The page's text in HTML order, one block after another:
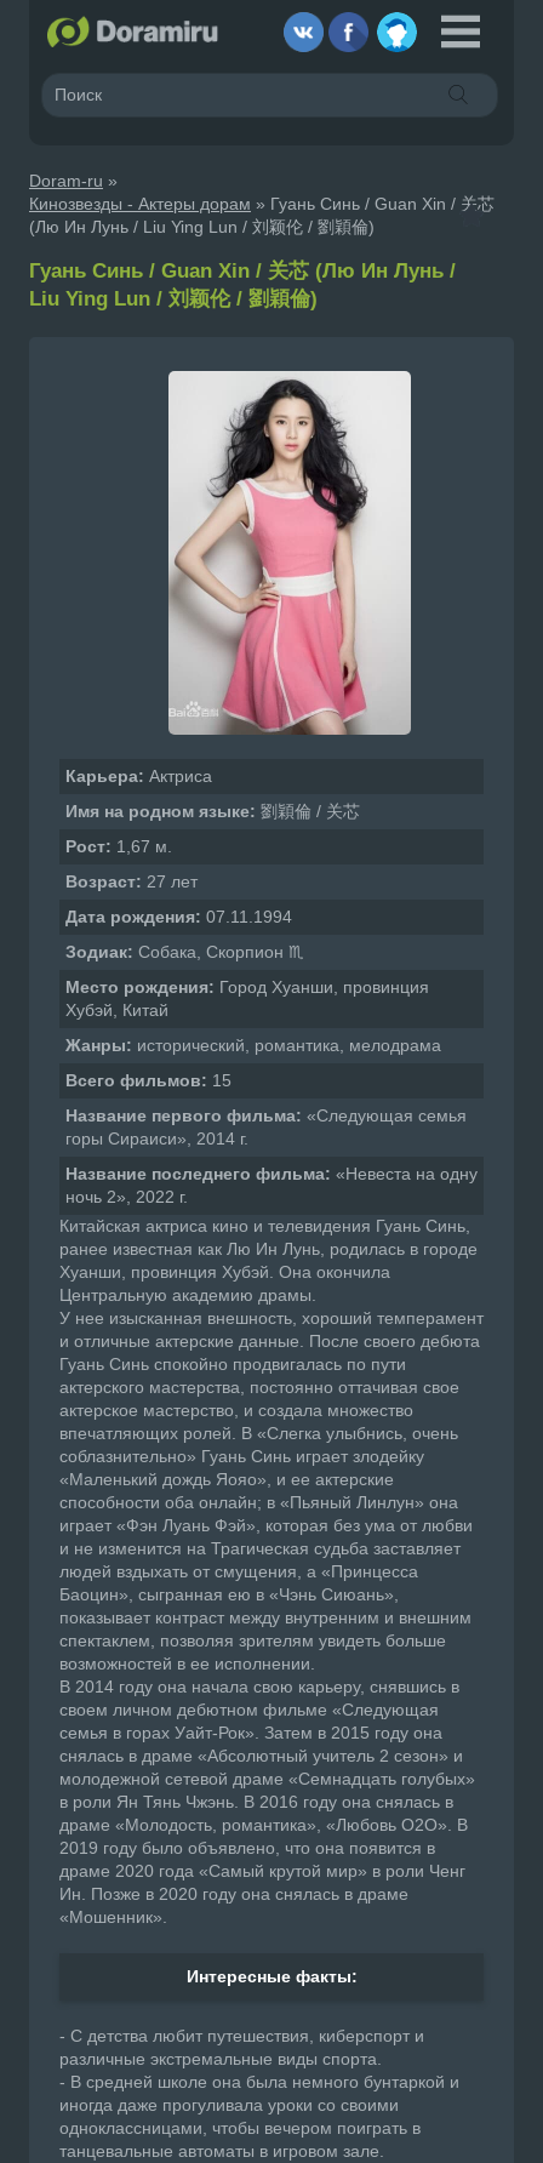
Doram-ru »
Кинозвезды - Актеры дорам » Гуань Синь / Guan Xin / 关芯
(Лю Ин Лунь / Liu Ying Lun / 刘颖伦 / 劉穎倫)
Гуань Синь / Guan Xin / 关芯 (Лю Ин Лунь /
Liu Ying Lun / 刘颖伦 / 劉穎倫)
Карьера: Актриса
Имя на родном языке: 劉穎倫 / 关芯
Рост: 1,67 м.
Возраст: 27 лет
Дата рождения: 07.11.1994
Зодиак: Собака, Скорпион ♏
Место рождения: Город Хуанши, провинция
Хубэй, Китай
Жанры: исторический, романтика, мелодрама
Всего фильмов: 15
Название первого фильма: «Следующая семья
горы Сираиси», 2014 г.
Название последнего фильма: «Невеста на одну
ночь 2», 2022 г.
Китайская актриса кино и телевидения Гуань Синь,
ранее известная как Лю Ин Лунь, родилась в городе
Хуанши, провинция Хубэй. Она окончила
Центральную академию драмы.
У нее изысканная внешность, хороший темперамент
и отличные актерские данные. После своего дебюта
Гуань Синь спокойно продвигалась по пути
актерского мастерства, постоянно оттачивая свое
актерское мастерство, и создала множество
впечатляющих ролей. В «Слегка улыбнись, очень
соблазнительно» Гуань Синь играет злодейку
«Маленький дождь Яояо», и ее актерские
способности оба онлайн; в «Пьяный Линлун» она
играет «Фэн Луань Фэй», которая без ума от любви
и не изменится на Трагическая судьба заставляет
людей вздыхать от смущения, а «Принцесса
Баоцин», сыгранная ею в «Чэнь Сиюань»,
показывает контраст между внутренним и внешним
спектаклем, позволяя зрителям увидеть больше
возможностей в ее исполнении.
В 2014 году она начала свою карьеру, снявшись в
своем личном дебютном фильме «Следующая
семья в горах Уайт-Рок». Затем в 2015 году она
снялась в драме «Абсолютный учитель 2 сезон» и
молодежной сетевой драме «Семнадцать голубых»
в роли Ян Тянь Чжэнь. В 2016 году она снялась в
драме «Молодость, романтика», «Любовь O2O». В
2019 году было объявлено, что она появится в
драме 2020 года «Самый крутой мир» в роли Ченг
Ин. Позже в 2020 году она снялась в драме
«Мошенник».
Интересные факты:
- С детства любит путешествия, киберспорт и
различные экстремальные виды спорта.
- В средней школе она была немного бунтаркой и
иногда даже прогуливала уроки со своими
одноклассницами, чтобы вечером поиграть в
танцевальные автоматы в игровом зале.